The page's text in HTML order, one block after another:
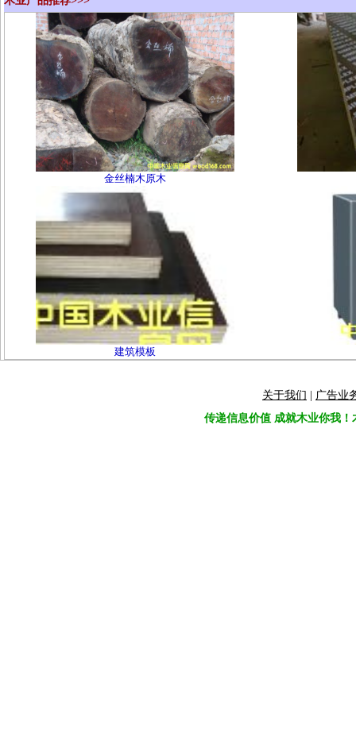
金丝楠木原木
建筑模板
关于我们
广告业
传递信息价值 成就木业你我